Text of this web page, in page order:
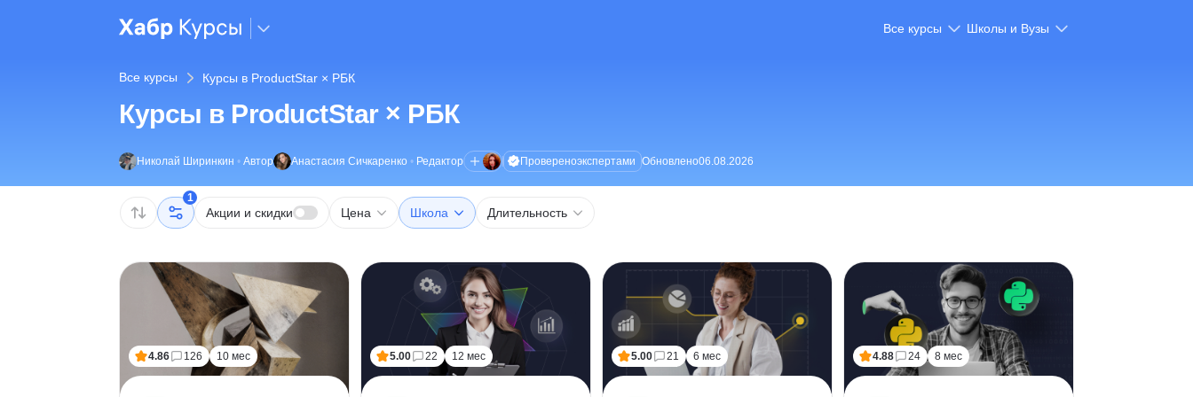
Все курсы Школы и Вузы
Все курсы Курсы в ProductStar × РБК
Курсы в ProductStar × РБК
Николай Ширинкин • Автор Анастасия Сичкаренко • Редактор Провереноэкспертами Обновлено06.08.2026
1
Акции и скидки Цена Школа Длительность
4.86 126 10 мес 5.00 22 12 мес 5.00 21 6 мес 4.88 24 8 мес